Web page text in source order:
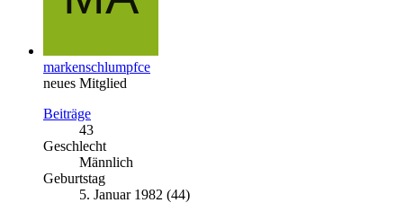
markenschlumpfce
neues Mitglied
Beiträge
43
Geschlecht
Männlich
Geburtstag
5. Januar 1982 (44)